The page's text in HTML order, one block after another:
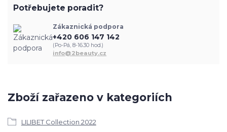
Zboží zařazeno v kategoriích
LILIBET Collection 2022
Potřebujete poradit?
Zákaznická podpora
+420 606 147 142
(Po-Pá, 8-16.30 hod.)
info@2beauty.cz